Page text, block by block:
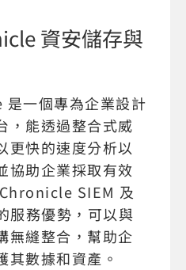
資安儲存與
一個專為企業設計
，能透過整合式威
更快的速度分析以
協助企業採取有效
SIEM 及
服務優勢，可以與
無縫整合，幫助企
其數據和資產。